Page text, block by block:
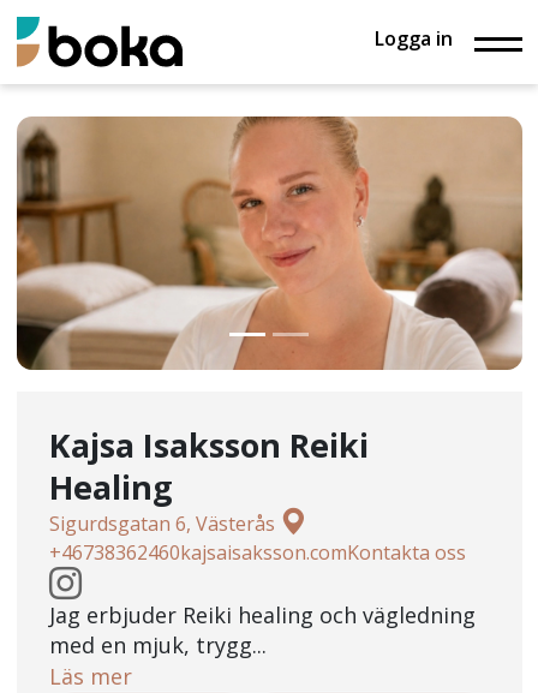
Logga in
Kajsa Isaksson Reiki
Healing
Sigurdsgatan 6, Västerås
+46738362460kajsaisaksson.comKontakta oss
Jag erbjuder Reiki healing och vägledning
med en mjuk, trygg...
Läs mer